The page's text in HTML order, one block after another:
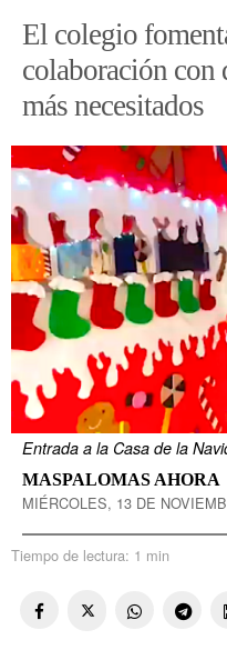
El colegio
colaboración con
más necesitados
Entrada a la Casa de la
MASPALOMAS AHORA
MIÉRCOLES, 13 DE
Tiempo de lectura: 1 min